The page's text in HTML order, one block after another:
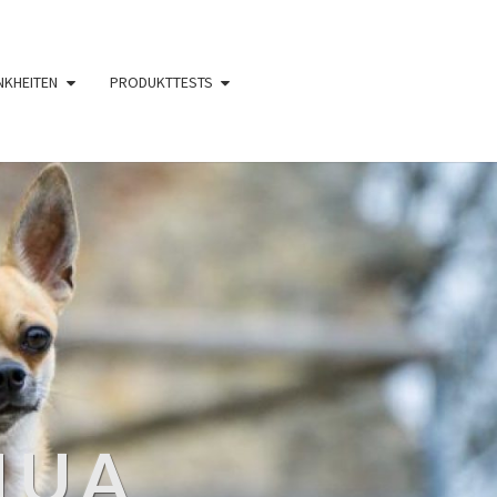
PRODUKTTESTS